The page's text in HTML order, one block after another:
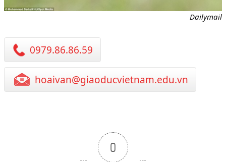
Dailymail
0979.86.86.59
hoaivan@giaoducvietnam.edu.vn
0